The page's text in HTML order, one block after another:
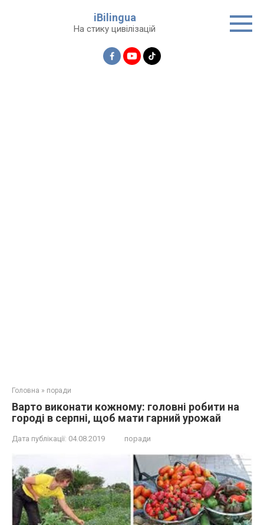
iBilingua
На стику цивілізацій
Головна » поради
Варто виконати кожному: головні робити на
городі в серпні, щоб мати гарний урожай
Дата публікації: 04.08.2019 поради